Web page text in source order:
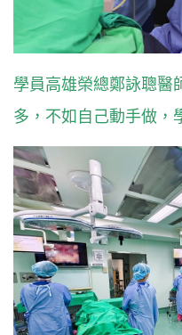
學員高雄榮總鄭詠聰醫
多，不如自己動手做，